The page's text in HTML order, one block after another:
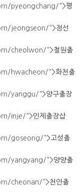
pyeongchang/">평
jeongseon/">정선
cheolwon/">철원출
hwacheon/">화천출
yanggu/">양구출장
inje/">인제출장샵
goseong/">고성출
yangyang/">양양출
cheonan/">천안출